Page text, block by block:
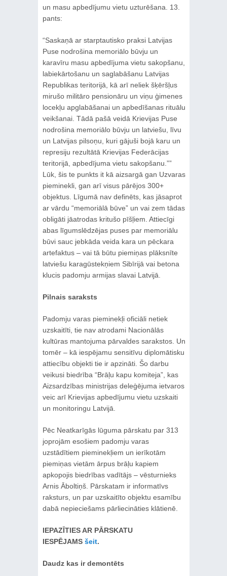
un masu apbedījumu vietu uzturēšana. 13.
pants:
“Saskaņā ar starptautisko praksi Latvijas
Puse nodrošina memoriālo būvju un
karavīru masu apbedījuma vietu sakopšanu,
labiekārtošanu un saglabāšanu Latvijas
Republikas teritorijā, kā arī neliek šķēršļus
mirušo militāro pensionāru un viņu ģimenes
locekļu apglabāšanai un apbedīšanas rituālu
veikšanai. Tādā pašā veidā Krievijas Puse
nodrošina memoriālo būvju un latviešu, līvu
un Latvijas pilsoņu, kuri gājuši bojā karu un
represiju rezultātā Krievijas Federācijas
teritorijā, apbedījuma vietu sakopšanu.””
Lūk, šis te punkts it kā aizsargā gan Uzvaras
pieminekli, gan arī visus pārējos 300+
objektus. Līgumā nav definēts, kas jāsaprot
ar vārdu “memoriālā būve” un vai zem tādas
obligāti jāatrodas kritušo pīšļiem. Attiecīgi
abas līgumslēdzējas puses par memoriālu
būvi sauc jebkāda veida kara un pēckara
artefaktus – vai tā būtu piemiņas plāksnīte
latviešu karagūstekņiem Sibīrijā vai betona
klucis padomju armijas slavai Latvijā.
Pilnais saraksts
Padomju varas pieminekļi oficiāli netiek
uzskaitīti, tie nav atrodami Nacionālās
kultūras mantojuma pārvaldes sarakstos. Un
tomēr – kā iespējamu sensitīvu diplomātisku
attiecību objekti tie ir apzināti. Šo darbu
veikusi biedrība “Brāļu kapu komiteja”, kas
Aizsardzības ministrijas deleģējuma ietvaros
veic arī Krievijas apbedījumu vietu uzskaiti
un monitoringu Latvijā.
Pēc Neatkarīgās lūguma pārskatu par 313
joprojām esošiem padomju varas
uzstādītiem pieminekļiem un ierīkotām
piemiņas vietām ārpus brāļu kapiem
apkopojis biedrības vadītājs – vēsturnieks
Arnis Āboltiņš. Pārskatam ir informatīvs
raksturs, un par uzskaitīto objektu esamību
dabā nepieciešams pārliecināties klātienē.
IEPAZĪTIES AR PĀRSKATU
IESPĒJAMS šeit.
Daudz kas ir demontēts